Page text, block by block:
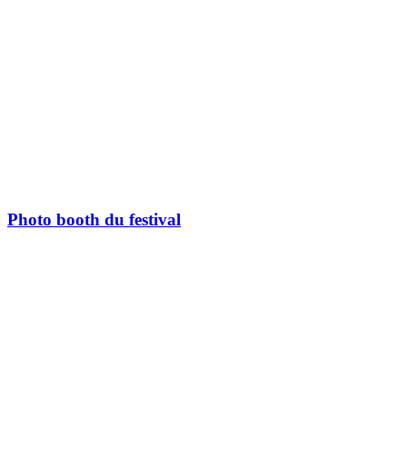
Photo booth du festival